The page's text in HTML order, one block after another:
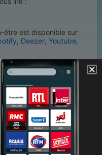
être est disponible sur
, Deezer, Youtube,
privacypour plus
Volume